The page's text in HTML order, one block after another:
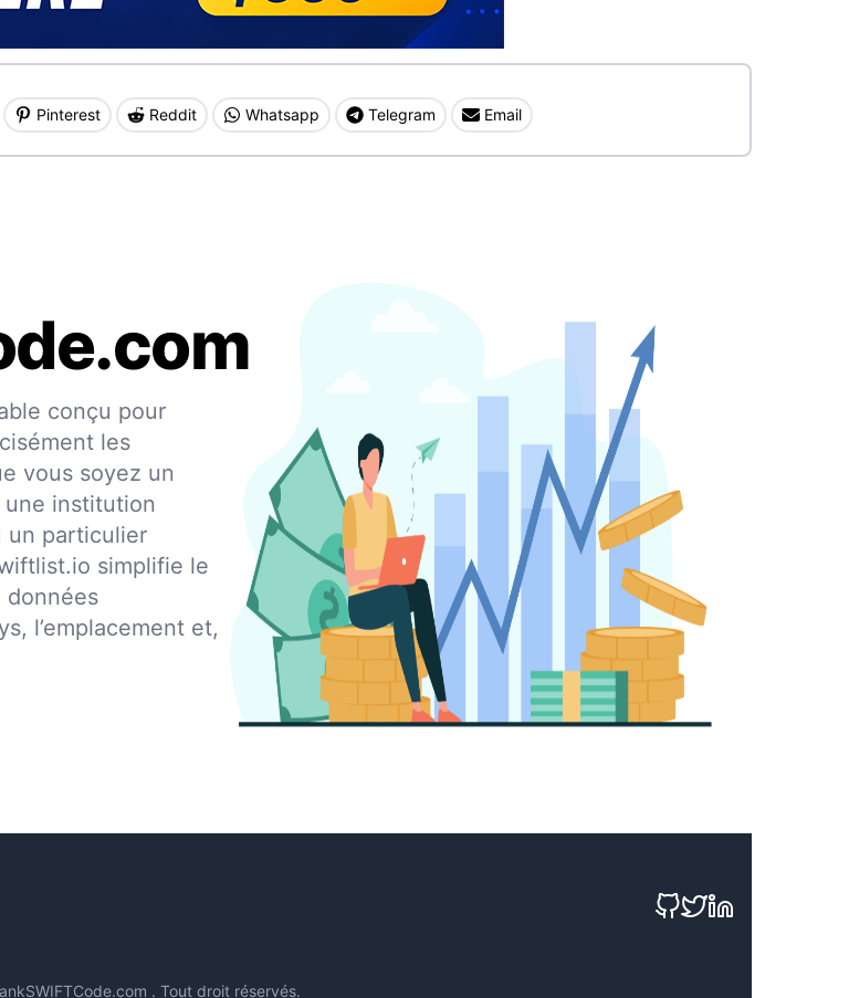
Pinterest Reddit Whatsapp Telegram Email
conçu pour
les
vous soyez un
institution
un particulier
simplifie le
données
l’emplacement et,
. Tout droit réservés.